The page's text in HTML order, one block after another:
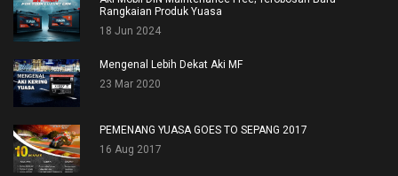
Rangkaian Produk Yuasa
18 Jun 2024
Mengenal Lebih Dekat Aki MF
23 Mar 2020
PEMENANG YUASA GOES TO SEPANG 2017
16 Aug 2017